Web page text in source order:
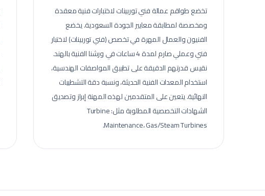
تخضع طواقم عمالةفني توربيناتلاختبارات فنية معقدة
ومخصصة لمطابقة معايير الجودة السعودية.يخضع
الفنيون والعمال المهرة في تخصص (فني توربينات) لاختبار
فني وعملي صارم لمدة 4 ساعات في ورشنا الفنية بالهند.
نقيس قدرتهم الدقيقة على تطبيق المواصفات الهندسية،
استخدام المعدات الفنية الحديثة، ونسبة دقة التشطيبات
النهائية.يتعين على المتقدمين لهذه المهنة إبراز وتصديق
الشهادات التخصصية المطلوبة مثل: Turbine
Maintenance، Gas/Steam Turbines.